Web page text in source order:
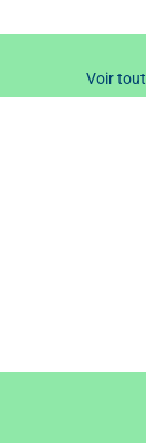
Voir tout